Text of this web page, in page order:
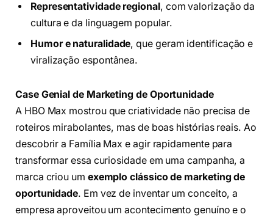
Representatividade regional, com valorização da
cultura e da linguagem popular.
Humor e naturalidade, que geram identificação e
viralização espontânea.
Case Genial de Marketing de Oportunidade
A HBO Max mostrou que criatividade não precisa de
roteiros mirabolantes, mas de boas histórias reais. Ao
descobrir a Família Max e agir rapidamente para
transformar essa curiosidade em uma campanha, a
marca criou um exemplo clássico de marketing de
oportunidade. Em vez de inventar um conceito, a
empresa aproveitou um acontecimento genuíno e o